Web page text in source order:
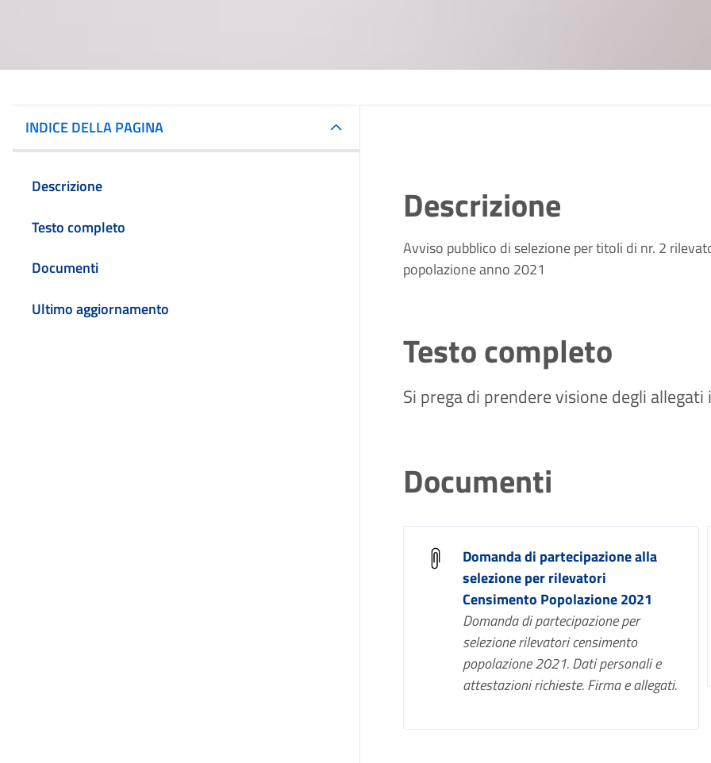
INDICE DELLA PAGINA
Descrizione
Testo completo
Documenti
Ultimo aggiornamento
Descrizione
Avviso pubblico di selezione per titoli di nr. 2
popolazione anno 2021
Testo completo
Si prega di prendere visione degli
Documenti
Domanda di partecipazione alla
selezione per rilevatori
Censimento Popolazione 2021
Domanda di partecipazione per
selezione rilevatori censimento
popolazione 2021. Dati personali e
attestazioni richieste. Firma e allegati.